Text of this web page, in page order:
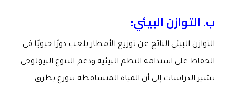
ب.التوازن البيئي:
التوازن البيئي الناتج عن توزيع الأمطار يلعب دورًا حيويًا في
الحفاظ على استدامة النظم البيئية ودعم التنوع البيولوجي.
تشير الدراسات إلى أن المياه المتساقطة تتوزع بطرق